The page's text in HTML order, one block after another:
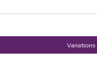
Variations